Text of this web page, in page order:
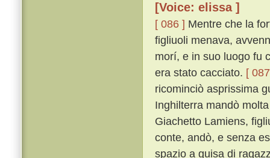
[Voice: elissa ]
[ 086 ] Mentre che la
figliuoli menava,
morí, e in suo luogo fu
era stato cacciato. [
ricominciò asprissima
Inghilterra mandò
Giachetto Lamiens,
conte, andò, e senza
spazio a guisa di